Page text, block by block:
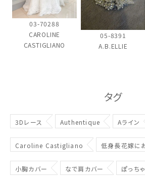
結婚式場を探す
フォトウエディング
神社結婚式 お問い合わせ
03-70288
CAROLINE
CASTIGLIANO
05-8391
A.B.ELLIE
タグ
3Dレース Authentique Aライン
Caroline Castigliano 低身長花嫁に
小胸カバー なで肩カバー ぽっち